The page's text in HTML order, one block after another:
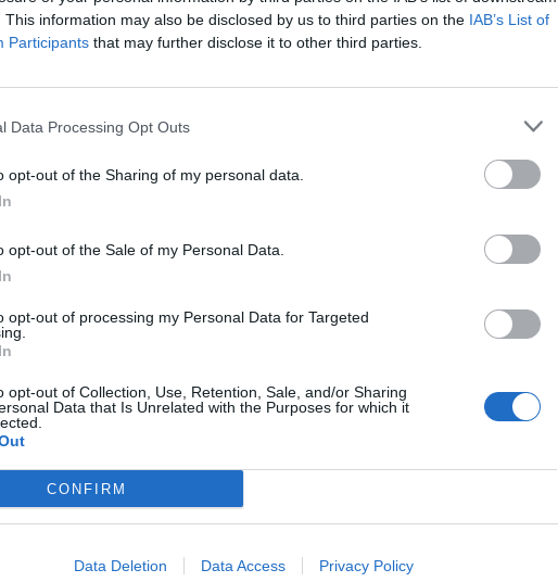
This information may also be disclosed by us to third parties on the IAB’s List of
Participants that may further disclose it to other third parties.
Data Processing Opt Outs
opt-out of the Sharing of my personal data.
opt-out of the Sale of my Personal Data.
opt-out of processing my Personal Data for Targeted
opt-out of Collection, Use, Retention, Sale, and/or Sharing
Data that Is Unrelated with the Purposes for which it
CONFIRM
Data Deletion Data Access Privacy Policy
ΑΕΡΟΔΡΟΜΙΟ ΚΑΒΑΛΑΣ | ΚΑΒΑΛΑ
Πλήρης απασχόληση
Βοηθός Μάγειρα - Φριτέζες
προηγούμενη 1 επόμενη